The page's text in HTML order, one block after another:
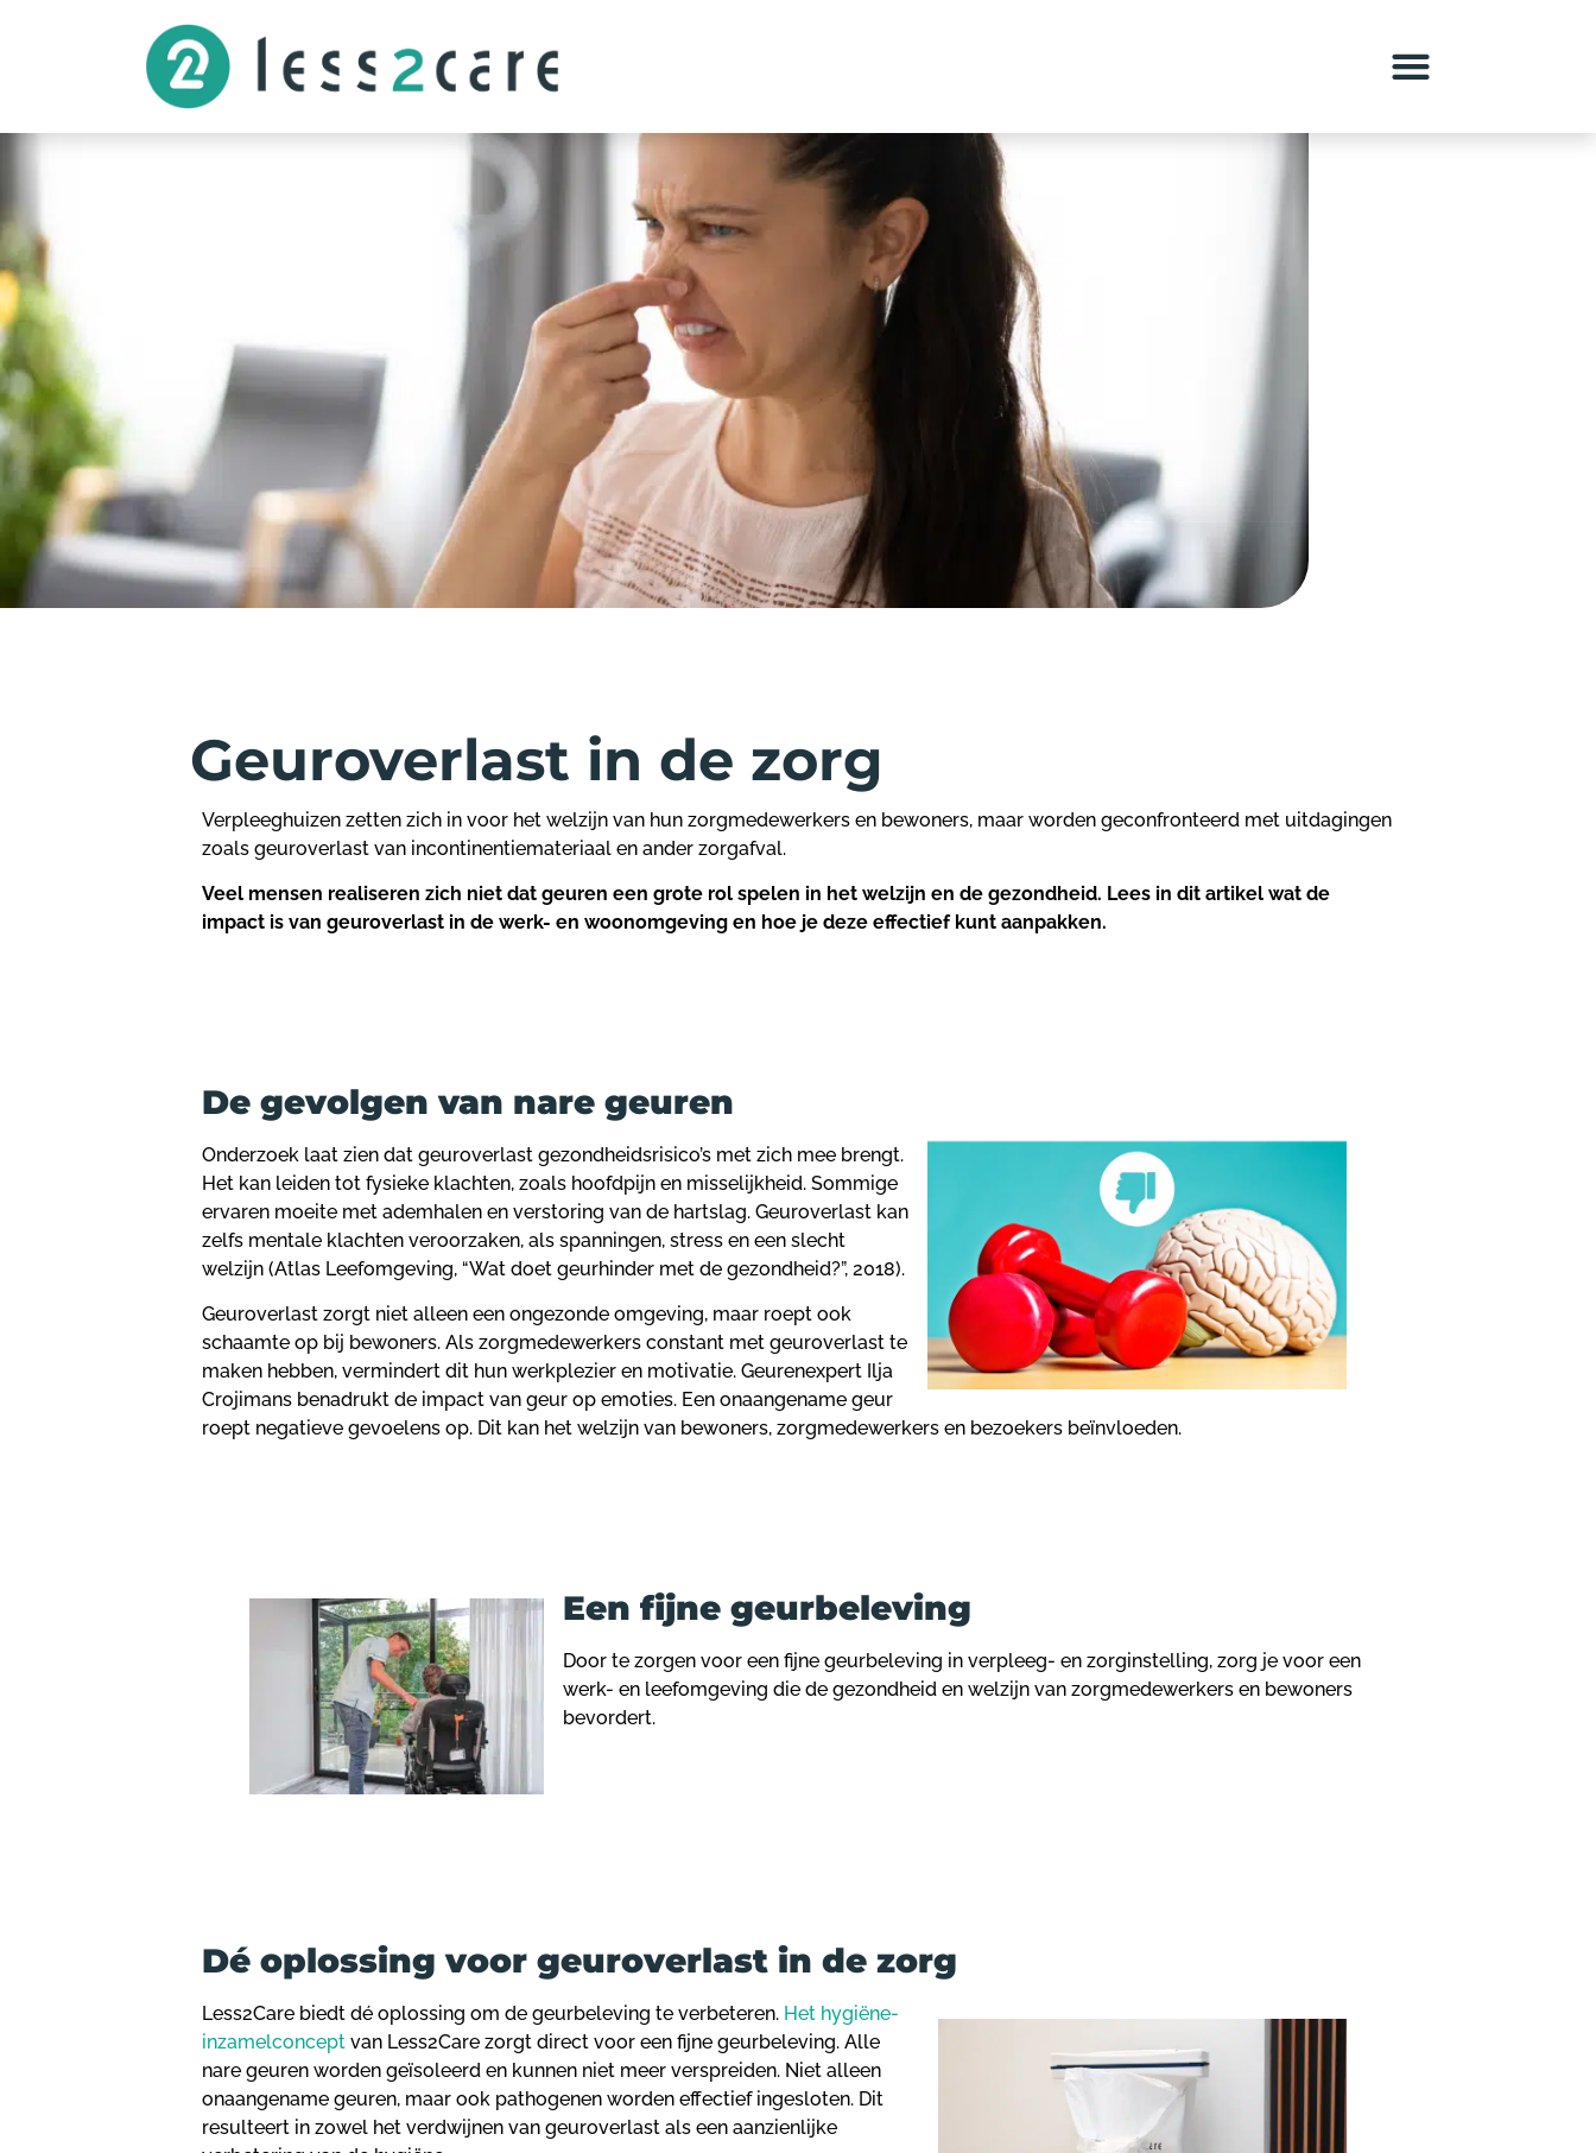
Geuroverlast in de zorg
Verpleeghuizen zetten zich in voor het welzijn van hun zorgmedewerkers en bewoners, maar worden geconfronteerd met uitdagingen
zoals geuroverlast van incontinentiemateriaal en ander zorgafval.
Veel mensen realiseren zich niet dat geuren een grote rol spelen in het welzijn en de gezondheid. Lees in dit artikel wat de
impact is van geuroverlast in de werk- en woonomgeving en hoe je deze effectief kunt aanpakken.
De gevolgen van nare geuren
Onderzoek laat zien dat geuroverlast gezondheidsrisico’s met zich mee brengt.
Het kan leiden tot fysieke klachten, zoals hoofdpijn en misselijkheid. Sommige
ervaren moeite met ademhalen en verstoring van de hartslag. Geuroverlast kan
zelfs mentale klachten veroorzaken, als spanningen, stress en een slecht
welzijn (Atlas Leefomgeving, “Wat doet geurhinder met de gezondheid?”, 2018).
Geuroverlast zorgt niet alleen een ongezonde omgeving, maar roept ook
schaamte op bij bewoners. Als zorgmedewerkers constant met geuroverlast te
maken hebben, vermindert dit hun werkplezier en motivatie. Geurenexpert Ilja
Crojimans benadrukt de impact van geur op emoties. Een onaangename geur
roept negatieve gevoelens op. Dit kan het welzijn van bewoners, zorgmedewerkers en bezoekers beïnvloeden.
Een fijne geurbeleving
Door te zorgen voor een fijne geurbeleving in verpleeg- en zorginstelling, zorg je voor een
werk- en leefomgeving die de gezondheid en welzijn van zorgmedewerkers en bewoners
bevordert.
Dé oplossing voor geuroverlast in de zorg
Less2Care biedt dé oplossing om de geurbeleving te verbeteren. Het hygiëne-
inzamelconcept van Less2Care zorgt direct voor een fijne geurbeleving. Alle
nare geuren worden geïsoleerd en kunnen niet meer verspreiden. Niet alleen
onaangename geuren, maar ook pathogenen worden effectief ingesloten. Dit
resulteert in zowel het verdwijnen van geuroverlast als een aanzienlijke